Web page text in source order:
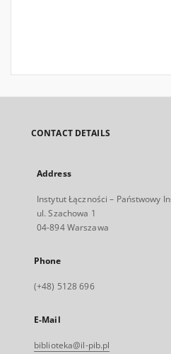
CONTACT DETAILS
Address
Instytut Łączności – Państwowy
ul. Szachowa 1
04-894 Warszawa
Phone
(+48) 5128 696
E-Mail
biblioteka@il-pib.pl